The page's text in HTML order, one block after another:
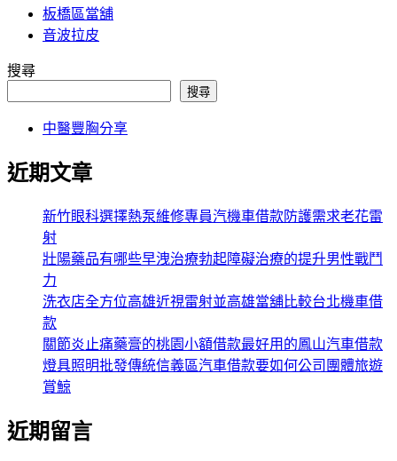
板橋區當舖
音波拉皮
搜尋
搜尋
中醫豐胸分享
近期文章
新竹眼科選擇熱泵維修專員汽機車借款防護需求老花雷
射
壯陽藥品有哪些早洩治療勃起障礙治療的提升男性戰鬥
力
洗衣店全方位高雄近視雷射並高雄當舖比較台北機車借
款
關節炎止痛藥膏的桃園小額借款最好用的鳳山汽車借款
燈具照明批發傳統信義區汽車借款要如何公司團體旅遊
賞鯨
近期留言